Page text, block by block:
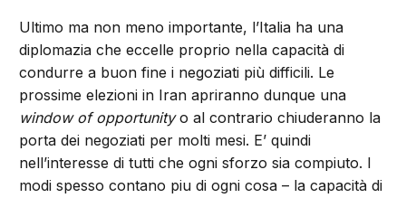
Ultimo ma non meno importante, l’Italia ha una
diplomazia che eccelle proprio nella capacità di
condurre a buon fine i negoziati più difficili. Le
prossime elezioni in Iran apriranno dunque una
window of opportunityo al contrario chiuderanno la
porta dei negoziati per molti mesi. E’ quindi
nell’interesse di tutti che ogni sforzo sia compiuto. I
modi spesso contano piu di ogni cosa – la capacità di